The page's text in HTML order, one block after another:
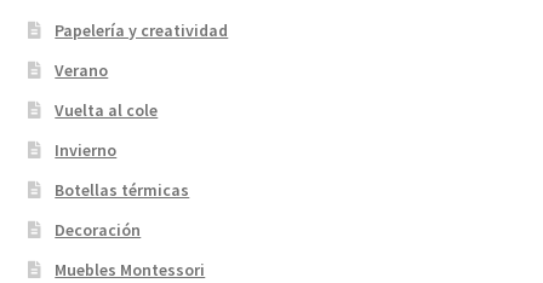
Papelería y creatividad
Verano
Vuelta al cole
Invierno
Botellas térmicas
Decoración
Muebles Montessori